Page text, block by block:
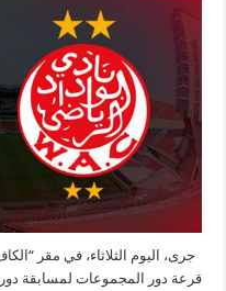
جرى، اليوم الثلاثاء، في مقر
قرعة دور المجموعات لمسابقة